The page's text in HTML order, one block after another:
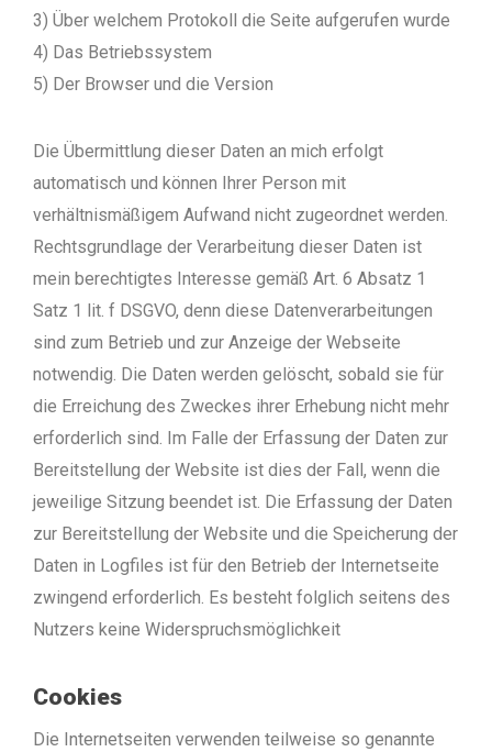
3) Über welchem Protokoll die Seite aufgerufen wurde
4) Das Betriebssystem
5) Der Browser und die Version
Die Übermittlung dieser Daten an mich erfolgt
automatisch und können Ihrer Person mit
verhältnismäßigem Aufwand nicht zugeordnet werden.
Rechtsgrundlage der Verarbeitung dieser Daten ist
mein berechtigtes Interesse gemäß Art. 6 Absatz 1
Satz 1 lit. f DSGVO, denn diese Datenverarbeitungen
sind zum Betrieb und zur Anzeige der Webseite
notwendig. Die Daten werden gelöscht, sobald sie für
die Erreichung des Zweckes ihrer Erhebung nicht mehr
erforderlich sind. Im Falle der Erfassung der Daten zur
Bereitstellung der Website ist dies der Fall, wenn die
jeweilige Sitzung beendet ist. Die Erfassung der Daten
zur Bereitstellung der Website und die Speicherung der
Daten in Logfiles ist für den Betrieb der Internetseite
zwingend erforderlich. Es besteht folglich seitens des
Nutzers keine Widerspruchsmöglichkeit
Cookies
Die Internetseiten verwenden teilweise so genannte